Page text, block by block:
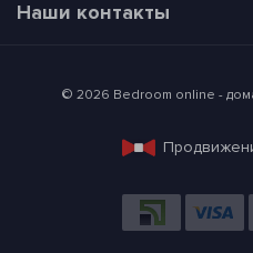
Наши контакты
© 2026 Bedroom online -